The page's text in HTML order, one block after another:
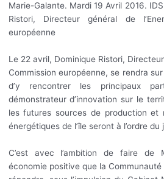
Marie-Galante. Mardi 19 Avril 2016.
Ristori, Directeur général de
européenne
Le 22 avril, Dominique Ristori,
Commission européenne, se rendra
d’y rencontrer les principaux
démonstrateur d’innovation sur le
les futures sources de production et
énergétiques de l’île seront à l’ordre du
C’est avec l’ambition de faire de
économie positive que la